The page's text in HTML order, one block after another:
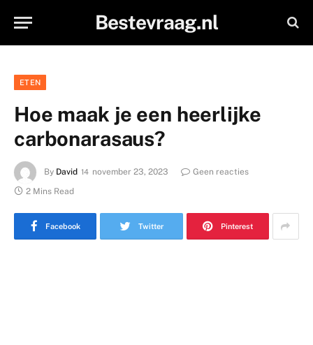
Bestevraag.nl
ETEN
Hoe maak je een heerlijke
carbonarasaus?
By David november 23, 2023
Geen reacties
2 Mins Read
Facebook Twitter Pinterest